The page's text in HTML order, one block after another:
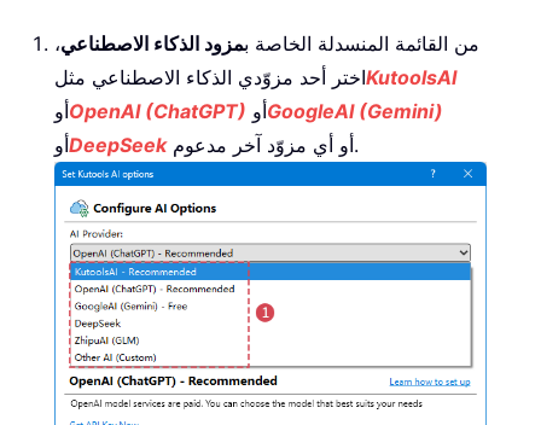
من القائمة المنسدلة الخاصة بمزود الذكاء الاصطناعي،
اختر أحد مزوّدي الذكاء الاصطناعي مثلKutoolsAI
أوOpenAI (ChatGPT) أوGoogleAI (Gemini)
أوDeepSeek أو أي مزوّد آخر مدعوم.